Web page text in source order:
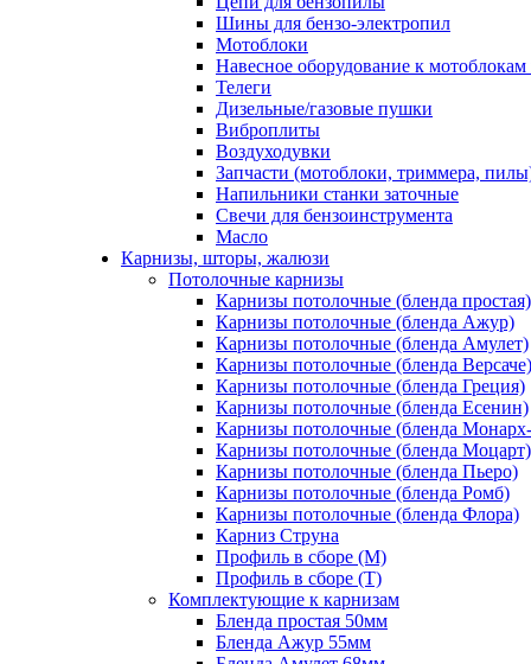
Шины для бензо-электропил
Мотоблоки
Навесное оборудование к мотоблокам
Телеги
Дизельные/газовые пушки
Виброплиты
Воздуходувки
Запчасти (мотоблоки, триммера,
Напильники станки заточные
Свечи для бензоинструмента
Масло
Карнизы, шторы, жалюзи
Потолочные карнизы
Карнизы потолочные (бленда простая)
Карнизы потолочные (бленда Ажур)
Карнизы потолочные (бленда Амулет)
Карнизы потолочные (бленда Версаче)
Карнизы потолочные (бленда Греция)
Карнизы потолочные (бленда Есенин)
Карнизы потолочные (бленда
Карнизы потолочные (бленда Моцарт)
Карнизы потолочные (бленда Пьеро)
Карнизы потолочные (бленда Ромб)
Карнизы потолочные (бленда Флора)
Карниз Струна
Профиль в сборе (М)
Профиль в сборе (Т)
Комплектующие к карнизам
Бленда простая 50мм
Бленда Ажур 55мм